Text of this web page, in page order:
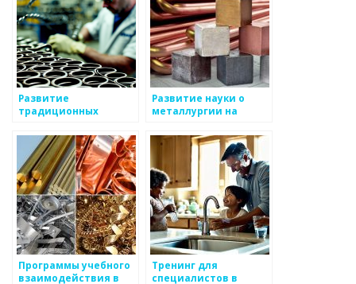
Развитие
традиционных
металлургии
Развитие науки о
металлургии на
Программы учебного
взаимодействия в
Тренинг для
специалистов в